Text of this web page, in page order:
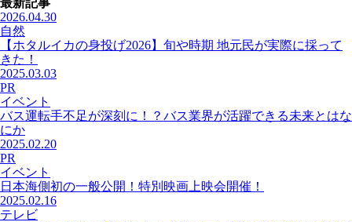
最新記事
2026.04.30
自然
【ホタルイカの身投げ2026】旬や時期 地元民が実際に採って
きた！
2025.03.03
PR
イベント
バス運転手不足が深刻に！？バス業界が活躍できる未来とはな
にか
2025.02.20
PR
イベント
日本海側初の一般公開！特別映画上映会開催！
2025.02.16
テレビ